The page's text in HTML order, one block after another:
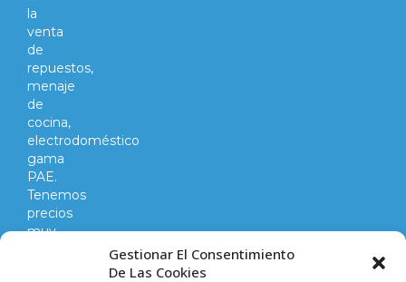
Gestionar El Consentimiento
De Las Cookies
la
venta
de
repuestos,
menaje
de
cocina,
electrodoméstico
gama
PAE.
Tenemos
precios
muy
competitivos